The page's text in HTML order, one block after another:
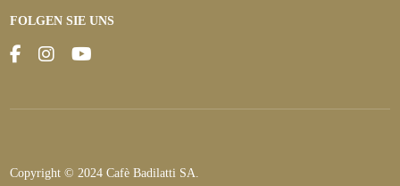
FOLGEN SIE UNS
Copyright © 2024 Cafè Badilatti SA.